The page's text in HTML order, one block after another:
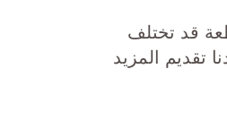
قد تختلف
تقديم المزيد